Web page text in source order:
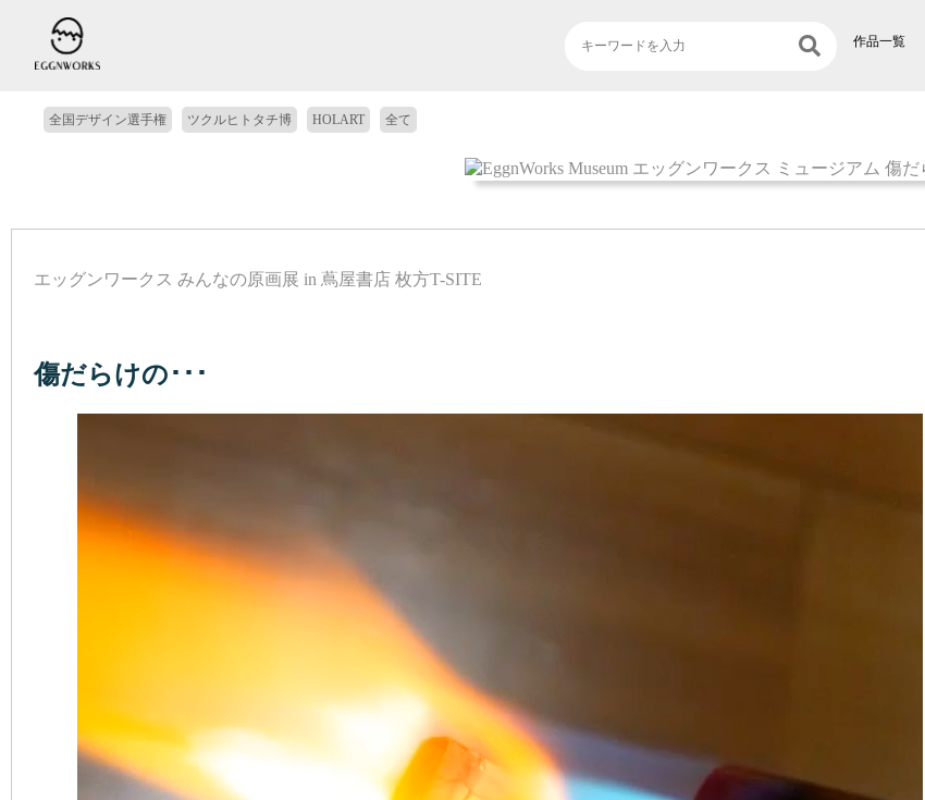
作品一覧
全国デザイン選手権 ツクルヒトタチ博 HOLART 全て
エッグンワークス みんなの原画展 in 蔦屋書店 枚方T-SITE
傷だらけの･･･